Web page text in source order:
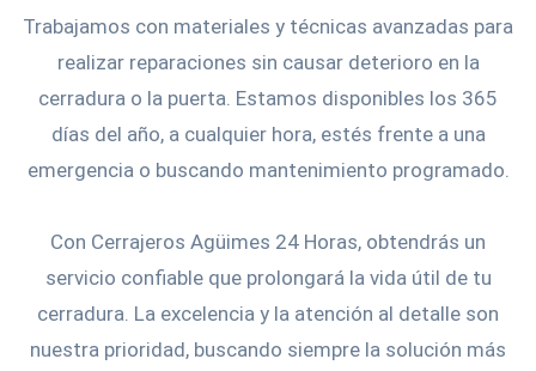
Trabajamos con materiales y técnicas avanzadas para
realizar reparaciones sin causar deterioro en la
cerradura o la puerta. Estamos disponibles los 365
días del año, a cualquier hora, estés frente a una
emergencia o buscando mantenimiento programado.
Con Cerrajeros Agüimes 24 Horas, obtendrás un
servicio confiable que prolongará la vida útil de tu
cerradura. La excelencia y la atención al detalle son
nuestra prioridad, buscando siempre la solución más